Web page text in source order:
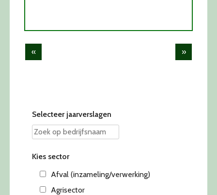
Post
« »
Selecteer jaarverslagen
Kies sector
Afval (inzameling/verwerking)
Agrisector